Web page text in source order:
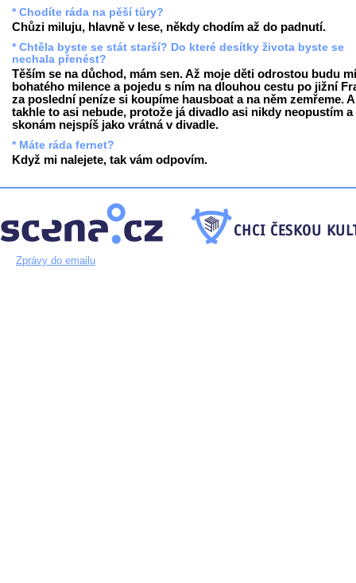
* Chodíte ráda na pěší tůry?
Chůzi miluju, hlavně v lese, někdy chodím až do padnutí.
* Chtěla byste se stát starší? Do které desítky života byste se
nechala přenést?
Těším se na důchod, mám sen. Až moje děti odrostou budu
bohatého milence a pojedu s ním na dlouhou cestu po jižní
za poslední peníze si koupíme hausboat a na něm zemřeme.
takhle to asi nebude, protože já divadlo asi nikdy neopustím a
skonám nejspíš jako vrátná v divadle.
* Máte ráda fernet?
Když mi nalejete, tak vám odpovím.
Zprávy do emailu